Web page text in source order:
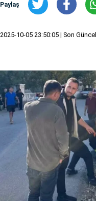
Paylaş
2025-10-05 23:50:05 | Son